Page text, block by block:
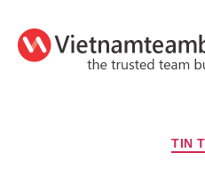
TIN